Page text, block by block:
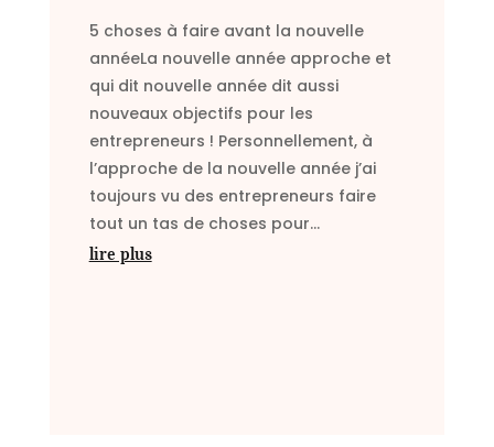
5 choses à faire avant la nouvelle
annéeLa nouvelle année approche et
qui dit nouvelle année dit aussi
nouveaux objectifs pour les
entrepreneurs ! Personnellement, à
l’approche de la nouvelle année j’ai
toujours vu des entrepreneurs faire
tout un tas de choses pour...
lire plus